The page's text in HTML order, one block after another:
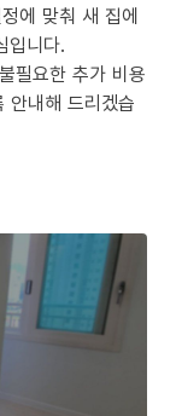
에 맞춰 새 집에
입니다.
필요한 추가 비용
안내해 드리겠습